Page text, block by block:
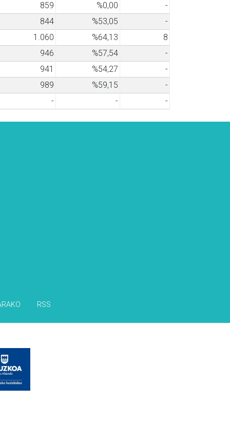
859 %0,00
-
844 %53,05
-
1.060 %64,13
8
946 %57,54
-
941 %54,27
-
989 %59,15
-
- - -
RSS